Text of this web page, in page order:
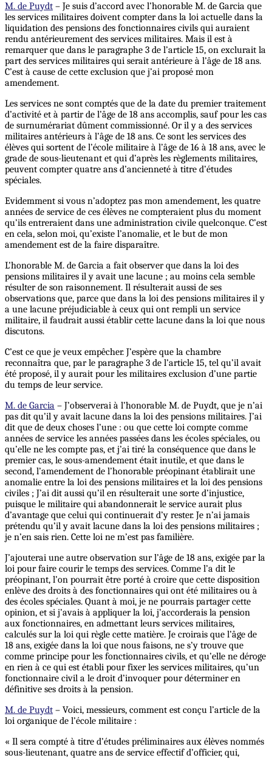
M. de Puydt – Je suis d’accord avec l’honorable M. de Garcia que
les services militaires doivent compter dans la loi actuelle dans la
liquidation des pensions des fonctionnaires civils qui auraient
rendu antérieurement des services militaires. Mais il est à
remarquer que dans le paragraphe 3 de l’article 15, on exclurait la
part des services militaires qui serait antérieure à l’âge de 18 ans.
C’est à cause de cette exclusion que j’ai proposé mon
amendement.
Les services ne sont comptés que de la date du premier traitement
d’activité et à partir de l’âge de 18 ans accomplis, sauf pour les cas
de surnumérariat dûment commissionné. Or il y a des services
militaires antérieurs à l’âge de 18 ans. Ce sont les services des
élèves qui sortent de l’école militaire à l’âge de 16 à 18 ans, avec le
grade de sous-lieutenant et qui d’après les règlements militaires,
peuvent compter quatre ans d’ancienneté à titre d’études
spéciales.
Evidemment si vous n’adoptez pas mon amendement, les quatre
années de service de ces élèves ne compteraient plus du moment
qu’ils entreraient dans une administration civile quelconque. C’est
en cela, selon moi, qu’existe l’anomalie, et le but de mon
amendement est de la faire disparaître.
L’honorable M. de Garcia a fait observer que dans la loi des
pensions militaires il y avait une lacune ; au moins cela semble
résulter de son raisonnement. Il résulterait aussi de ses
observations que, parce que dans la loi des pensions militaires il y
a une lacune préjudiciable à ceux qui ont rempli un service
militaire, il faudrait aussi établir cette lacune dans la loi que nous
discutons.
C’est ce que je veux empêcher. J’espère que la chambre
reconnaîtra que, par le paragraphe 3 de l’article 15, tel qu’il avait
été proposé, il y aurait pour les militaires exclusion d’une partie
du temps de leur service.
M. de Garcia – J’observerai à l’honorable M. de Puydt, que je n’ai
pas dit qu’il y avait lacune dans la loi des pensions militaires. J’ai
dit que de deux choses l’une : ou que cette loi compte comme
années de service les années passées dans les écoles spéciales, ou
qu’elle ne les compte pas, et j’ai tiré la conséquence que dans le
premier cas, le sous-amendement était inutile, et que dans le
second, l’amendement de l’honorable préopinant établirait une
anomalie entre la loi des pensions militaires et la loi des pensions
civiles ; J’ai dit aussi qu’il en résulterait une sorte d’injustice,
puisque le militaire qui abandonnerait le service aurait plus
d’avantage que celui qui continuerait d’y rester. Je n’ai jamais
prétendu qu’il y avait lacune dans la loi des pensions militaires ;
je n’en sais rien. Cette loi ne m’est pas familière.
J’ajouterai une autre observation sur l’âge de 18 ans, exigée par la
loi pour faire courir le temps des services. Comme l’a dit le
préopinant, l’on pourrait être porté à croire que cette disposition
enlève des droits à des fonctionnaires qui ont été militaires ou à
des écoles spéciales. Quant à moi, je ne pourrais partager cette
opinion, et si j’avais à appliquer la loi, j’accorderais la pension
aux fonctionnaires, en admettant leurs services militaires,
calculés sur la loi qui règle cette matière. Je croirais que l’âge de
18 ans, exigée dans la loi que nous faisons, ne s’y trouve que
comme principe pour les fonctionnaires civils, et qu’elle ne déroge
en rien à ce qui est établi pour fixer les services militaires, qu’un
fonctionnaire civil a le droit d’invoquer pour déterminer en
définitive ses droits à la pension.
M. de Puydt – Voici, messieurs, comment est conçu l’article de la
loi organique de l’école militaire :
« Il sera compté à titre d’études préliminaires aux élèves nommés
sous-lieutenant, quatre ans de service effectif d’officier, qui,